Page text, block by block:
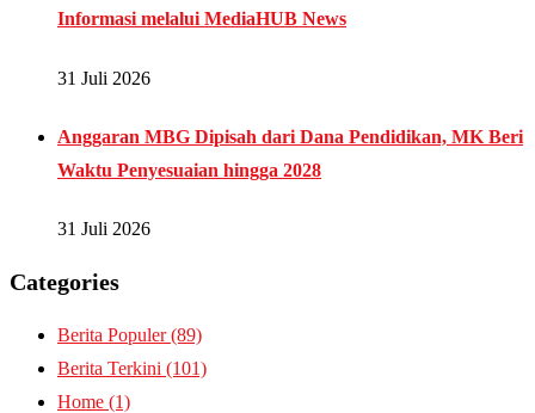
Informasi melalui MediaHUB News
31 Juli 2026
Anggaran MBG Dipisah dari Dana Pendidikan, MK Beri
Waktu Penyesuaian hingga 2028
31 Juli 2026
Categories
Berita Populer(89)
Berita Terkini (101)
Home (1)